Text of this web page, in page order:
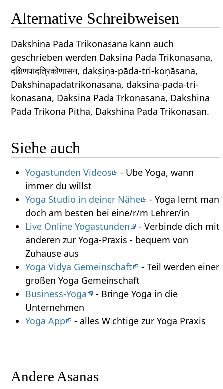
Alternative Schreibweisen
Dakshina Pada Trikonasana kann auch
geschrieben werden Daksina Pada Trikonasana,
दक्षिणपादत्रिकोणासन, dakṣiṇa-pāda-tri-koṇāsana,
Dakshinapadatrikonasana, daksina-pada-tri-
konasana, Daksina Pada Trkonasana, Dakshina
Pada Trikona Pitha, Dakshina Pada Trikonasan.
Siehe auch
Yogastunden Videos
- Übe Yoga, wann
immer du willst
Yoga Studio in deiner Nähe
- Yoga lernt man
doch am besten bei eine/r/m Lehrer/in
Live Online Yogastunden
- Verbinde dich mit
anderen zur Yoga-Praxis - bequem von
Zuhause aus
Yoga Vidya Gemeinschaft
- Teil werden einer
großen Yoga Gemeinschaft
Business-Yoga
- Bringe Yoga in die
Unternehmen
Yoga App
- alles Wichtige zur Yoga Praxis
Andere Asanas